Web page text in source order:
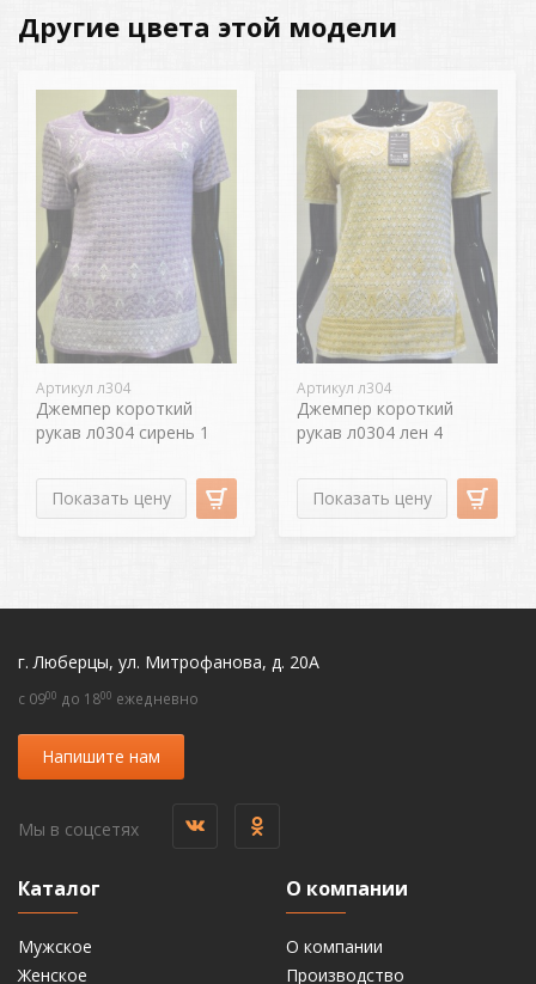
Другие цвета этой модели
Артикул л304
Джемпер короткий
рукав л0304 сирень 1
Показать цену
Артикул л304
Джемпер короткий
рукав л0304 лен 4
Показать цену
г. Люберцы, ул. Митрофанова, д. 20А
c 0900 до 1800 ежедневно
Напишите нам
Мы в соцсетях
Каталог
Мужское
Женское
О компании
О компании
Производство